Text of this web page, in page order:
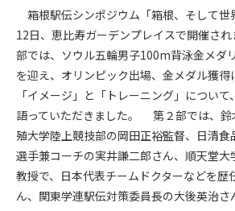
箱根駅伝シンポジウム「箱根、そして世
12日、恵比寿ガーデンプレイスで開
部では、ソウル五輪男子100m背泳金メダ
を迎え、オリンピック出場、金メダル獲得
「イメージ」と「トレーニング」につい
語っていただきました。 第２部では、鈴
殖大学陸上競技部の岡田正裕監督、日清食
選手兼コーチの実井謙二郎さん、順天堂大
教授で、日本代表チームドクターなどを歴
ん、関東学連駅伝対策委員長の大後英治